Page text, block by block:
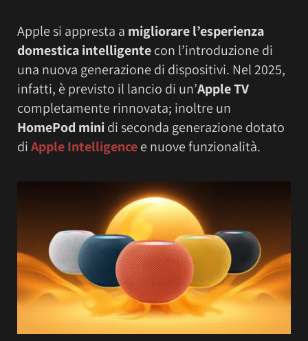
Apple si appresta a migliorare l’esperienza
domestica intelligentecon l’introduzione di
una nuova generazione di dispositivi. Nel 2025,
infatti, è previsto il lancio di un’Apple TV
completamente rinnovata; inoltre un
HomePod minidi seconda generazione dotato
diApple Intelligencee nuove funzionalità.